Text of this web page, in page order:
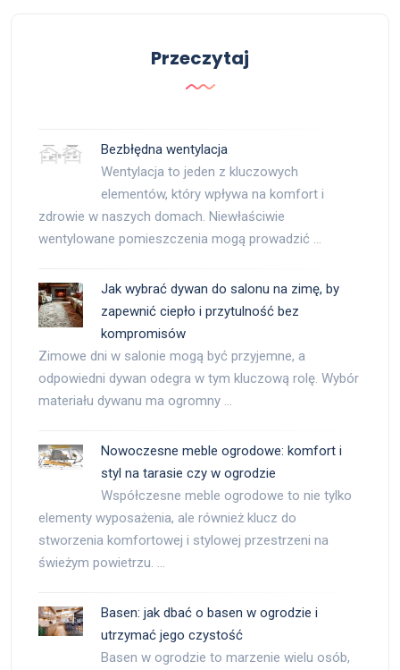
Przeczytaj
Bezbłędna wentylacja
Wentylacja to jeden z kluczowych
elementów, który wpływa na komfort i
zdrowie w naszych domach. Niewłaściwie
wentylowane pomieszczenia mogą prowadzić …
Jak wybrać dywan do salonu na zimę, by
zapewnić ciepło i przytulność bez
kompromisów
Zimowe dni w salonie mogą być przyjemne, a
odpowiedni dywan odegra w tym kluczową rolę. Wybór
materiału dywanu ma ogromny …
Nowoczesne meble ogrodowe: komfort i
styl na tarasie czy w ogrodzie
Współczesne meble ogrodowe to nie tylko
elementy wyposażenia, ale również klucz do
stworzenia komfortowej i stylowej przestrzeni na
świeżym powietrzu. …
Basen: jak dbać o basen w ogrodzie i
utrzymać jego czystość
Basen w ogrodzie to marzenie wielu osób,